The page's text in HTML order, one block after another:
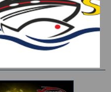
/ X-PARAGON /
BALL NATURA